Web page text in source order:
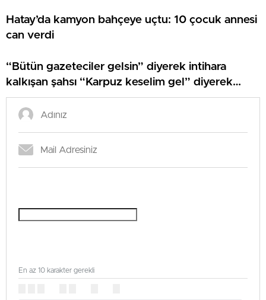
Hatay’da kamyon bahçeye uçtu: 10 çocuk annesi
can verdi
“Bütün gazeteciler gelsin” diyerek intihara
kalkışan şahsı “Karpuz keselim gel” diyerek
çatıdan indirdiler
En az 10 karakter gerekli